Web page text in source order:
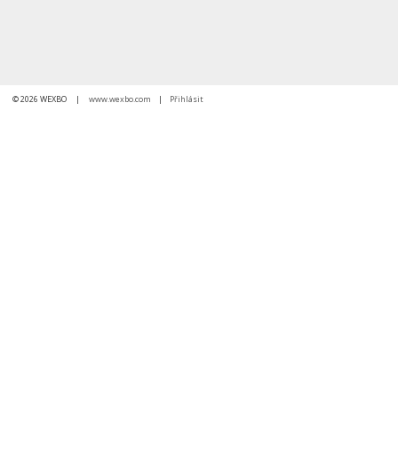
© 2026 WEXBO | www.wexbo.com | Přihlásit